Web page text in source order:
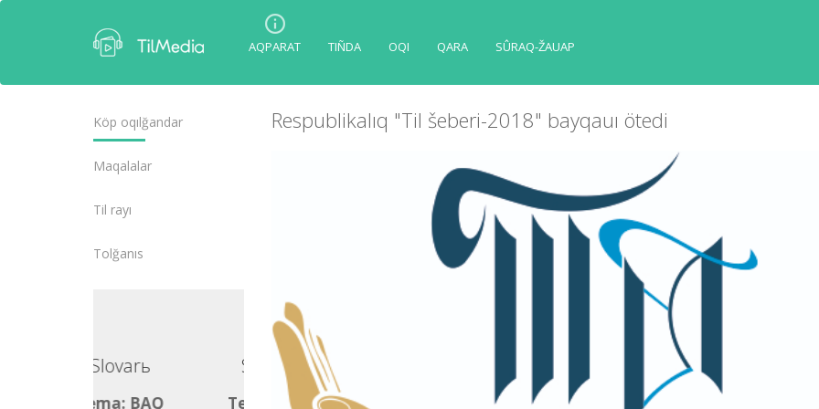
AQPARAT TIÑDA OQI QARA SÛRAQ-ŽAUAP
Köp oqılğandar
Maqalalar
Tіl rayı
Tolğanıs
Slovarь
Tema: BAQ
Respublikalıq "Tіl šeberі-2018" bayqauı ötedі